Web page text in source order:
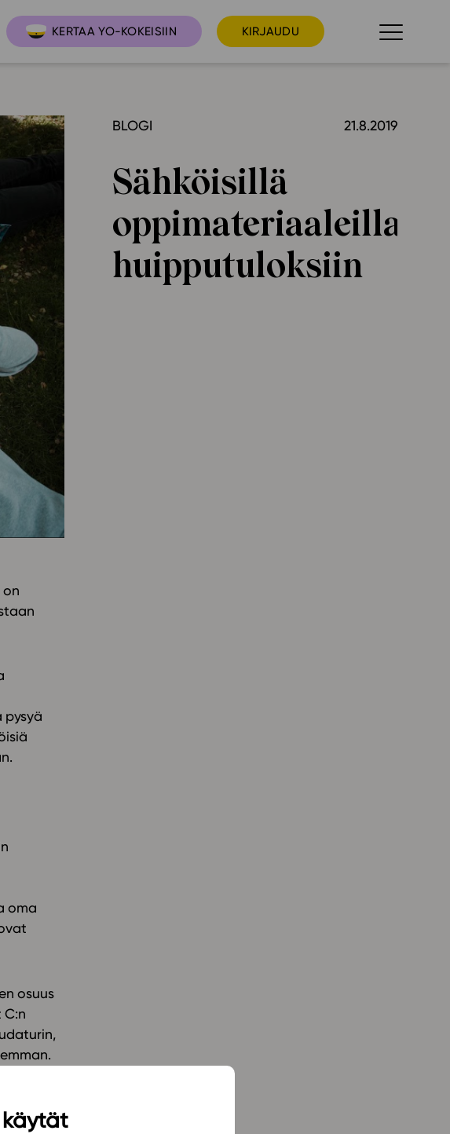
käytät
KERTAA YO-KOKEISIIN KIRJAUDU
Ajankohtaista
Ominaisuudet
Tapahtumakalenteri
Webinaari­tallenteet
Suosittelut
Tietoa meistä
Eettiset periaatteet
Ota yhteyttä
BLOGI 21.8.2019
Sähköisillä
oppimateriaaleilla
huipputuloksiin
pysyä
oma
osuus